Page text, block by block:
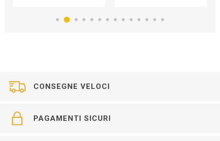
CONSEGNE VELOCI
PAGAMENTI SICURI